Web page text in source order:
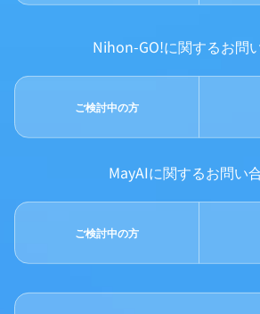
Nihon-GO!に関するお問
ご検討中の方
MayAIに関するお問い
ご検討中の方